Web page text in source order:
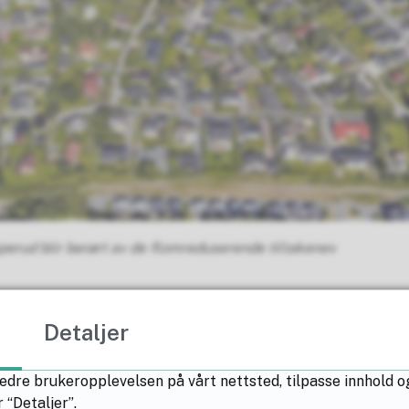
blir berørt av de flomreduserende tiltakenev
Detaljer
brukeropplevelsen på vårt nettsted, tilpasse innhold